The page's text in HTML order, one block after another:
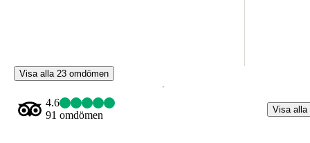
Visa alla 23 omdömen
4.6
91 omdömen
Visa alla